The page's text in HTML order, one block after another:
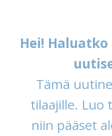
Hei!
Tämä
tilaajille. Luo
niin pääset